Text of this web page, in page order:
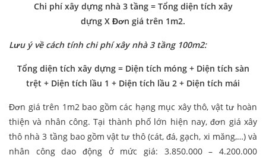
Chi phí xây dựng nhà 3 tầng = Tổng diện tích xây
dựng X Đơn giá trên 1m2.
Lưu ý về cách tính chi phí xây nhà 3 tầng 100m2:
Tổng diện tích xây dựng = Diện tích móng + Diện tích sàn
trệt + Diện tích lầu 1 + Diện tích lầu 2 + Diện tích mái
Đơn giá trên 1m2 bao gồm các hạng mục xây thô, vật tư hoàn
thiện và nhân công. Tại thành phố lớn hiện nay, đơn giá xây
thô nhà 3 tầng bao gồm vật tư thô (cát, đá, gạch, xi măng,…) và
nhân công dao động ở mức giá: 3.850.000 – 4.200.000